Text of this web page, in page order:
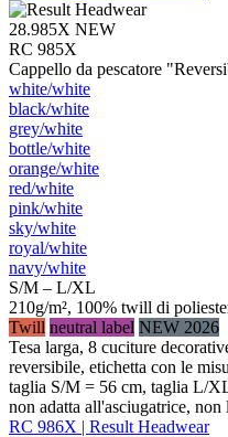
28.985X NEW
RC 985X
Cappello da pescatore
white/​white
black/​white
grey/​white
bottle/​white
orange/​white
red/​white
pink/​white
sky/​white
royal/​white
navy/​white
S/M – L/XL
210g/m², 100% twill di
Twill neutral label NEW 2026
Tesa larga, 8 cuciture
reversibile, etichetta con le
taglia S/M = 56 cm, taglia L/
non adatta all'asciugatrice, non
RC 986X | Result Headwear